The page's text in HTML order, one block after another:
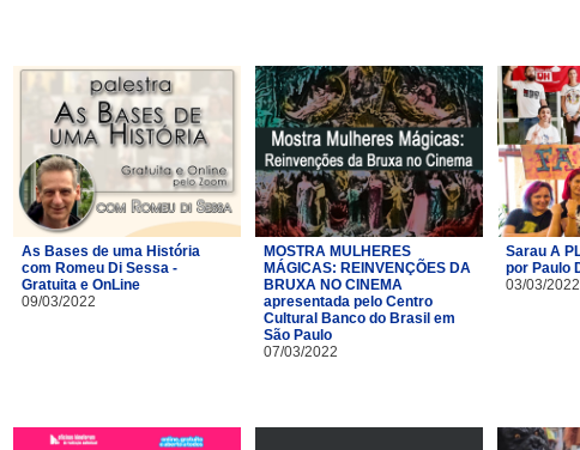
As Bases de uma História
com Romeu Di Sessa -
Gratuita e OnLine
09/03/2022
MOSTRA MULHERES
MÁGICAS: REINVENÇÕES DA
BRUXA NO CINEMA
apresentada pelo Centro
Cultural Banco do Brasil em
São Paulo
07/03/2022
Sarau A
por Paulo
03/03/2022